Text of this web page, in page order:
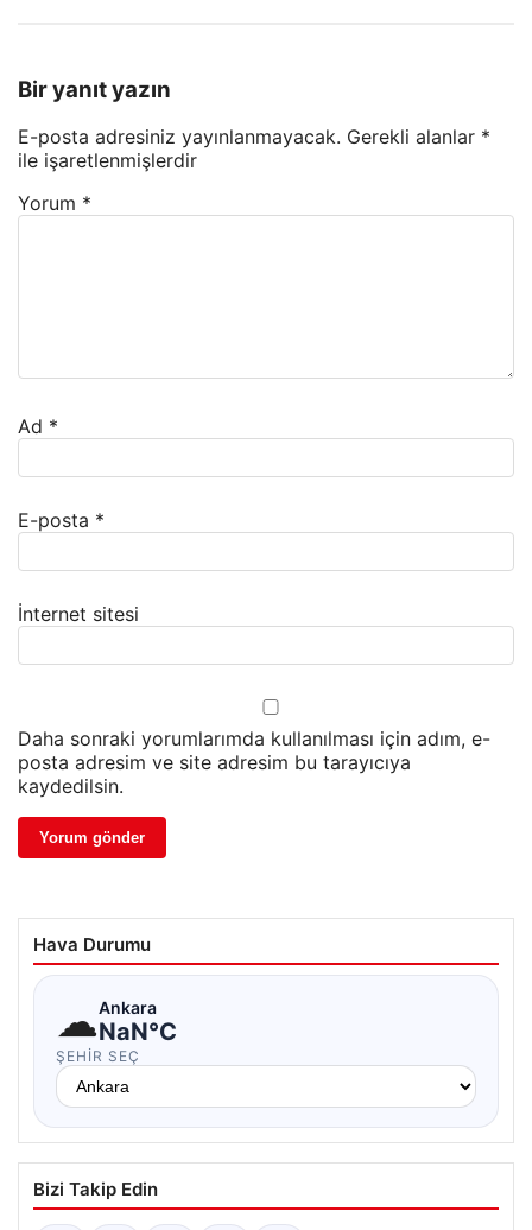
Bir yanıt yazın
E-posta adresiniz yayınlanmayacak. Gerekli alanlar *
ile işaretlenmişlerdir
Yorum *
Ad *
E-posta *
İnternet sitesi
Daha sonraki yorumlarımda kullanılması için adım, e-
posta adresim ve site adresim bu tarayıcıya
kaydedilsin.
Hava Durumu
☁Ankara
NaN°C
ŞEHIR SEÇ
Bizi Takip Edin